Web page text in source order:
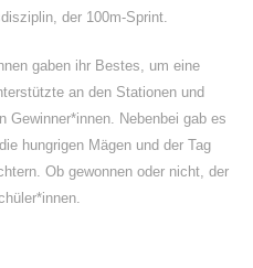
der 100m-Sprint.
gaben ihr Bestes, um eine
an den Stationen und
Gewinner*innen. Nebenbei gab es
hungrigen Mägen und der Tag
Ob gewonnen oder nicht, der